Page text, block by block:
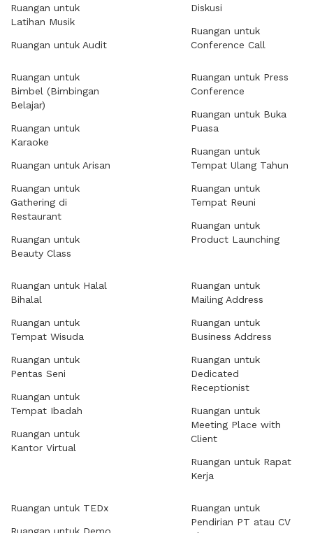
Ruangan untuk
Latihan Musik
Ruangan untuk Audit
Diskusi
Ruangan untuk
Conference Call
Ruangan untuk
Bimbel (Bimbingan
Belajar)
Ruangan untuk
Karaoke
Ruangan untuk Arisan
Ruangan untuk
Gathering di
Restaurant
Ruangan untuk
Beauty Class
Ruangan untuk Press
Conference
Ruangan untuk Buka
Puasa
Ruangan untuk
Tempat Ulang Tahun
Ruangan untuk
Tempat Reuni
Ruangan untuk
Product Launching
Ruangan untuk Halal
Bihalal
Ruangan untuk
Tempat Wisuda
Ruangan untuk
Pentas Seni
Ruangan untuk
Tempat Ibadah
Ruangan untuk
Kantor Virtual
Ruangan untuk
Mailing Address
Ruangan untuk
Business Address
Ruangan untuk
Dedicated
Receptionist
Ruangan untuk
Meeting Place with
Client
Ruangan untuk Rapat
Kerja
Ruangan untuk TEDx
Ruangan untuk
Pendirian PT atau CV